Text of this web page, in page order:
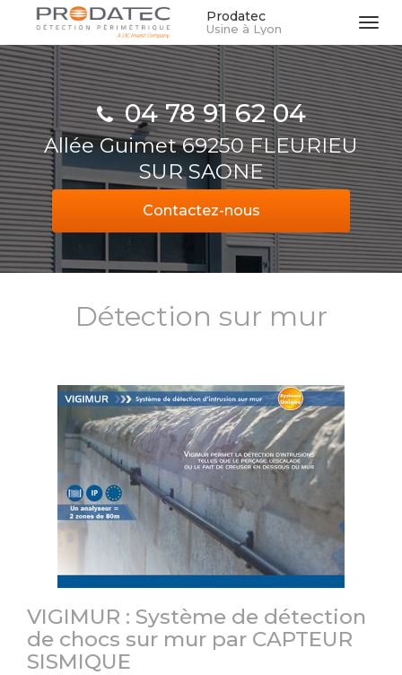
Aller
contenu
principal
Prodatec
Usine à Lyon
04 78 91 62 04
Allée Guimet 69250 FLEURIEU
SUR SAONE
Contactez-nous
Détection sur mur
VIGIMUR : Système de détection
de chocs sur mur par CAPTEUR
SISMIQUE